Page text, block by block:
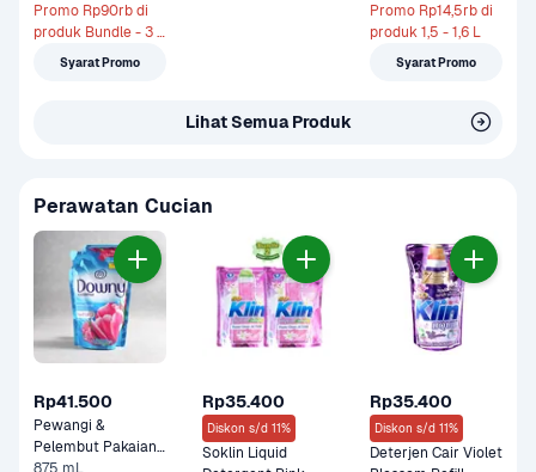
Promo Rp90rb di
produk Bundle - 3 x
2000 Sheets
Syarat Promo
Promo Rp14,5rb di
produk 1,5 - 1,6 L
Syarat Promo
Lihat Semua Produk
Perawatan Cucian
Rp41.500
Pewangi &
Pelembut Pakaian
Rp35.400
Diskon s/d 11%
Soklin Liquid
Rp35.400
Diskon s/d 11%
Deterjen Cair Violet